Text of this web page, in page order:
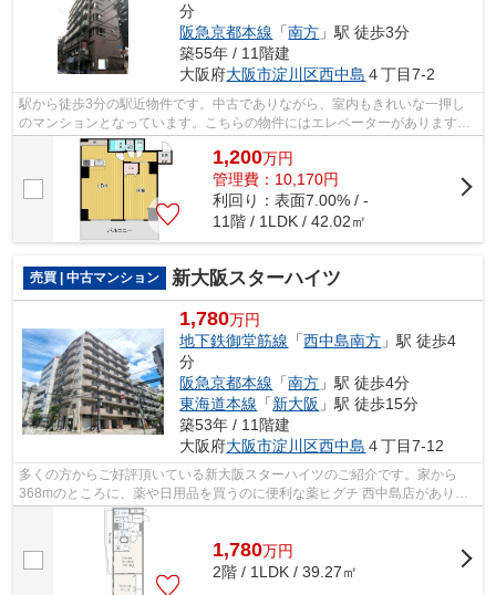
分
阪急京都本線 「南方 」駅 徒歩3分
築55年 / 11階建
大阪府大阪市淀川区西中島 ４丁目7-2
駅から徒歩3分の駅近物件です。中古でありながら、室内もきれいな一押し
のマンションとなっています。こちらの物件にはエレベーターがあります。
不動産に関することはライフサービスに...
1,200万円
管理費：10,170円
利回り：表面7.00% / -
11階 / 1LDK / 42.02㎡
売買 | 中古マンション 新大阪スターハイツ
1,780万円
地下鉄御堂筋線 「西中島南方 」駅 徒歩4
分
阪急京都本線 「南方 」駅 徒歩4分
東海道本線 「新大阪 」駅 徒歩15分
築53年 / 11階建
大阪府大阪市淀川区西中島 ４丁目7-12
多くの方からご好評頂いている新大阪スターハイツのご紹介です。家から
368mのところに、薬や日用品を買うのに便利な薬ヒグチ 西中島店がありま
す。駅徒歩3分という立地が魅力的な物件...
1,780万円
2階 / 1LDK / 39.27㎡